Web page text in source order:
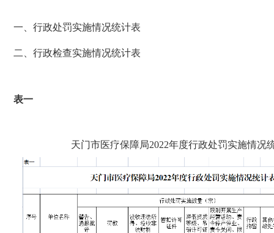
一、行政处罚实施情况统计表
二、 行政检查实施情况统计表
表一
天门市医疗保障局2022年度行政处罚实施情况